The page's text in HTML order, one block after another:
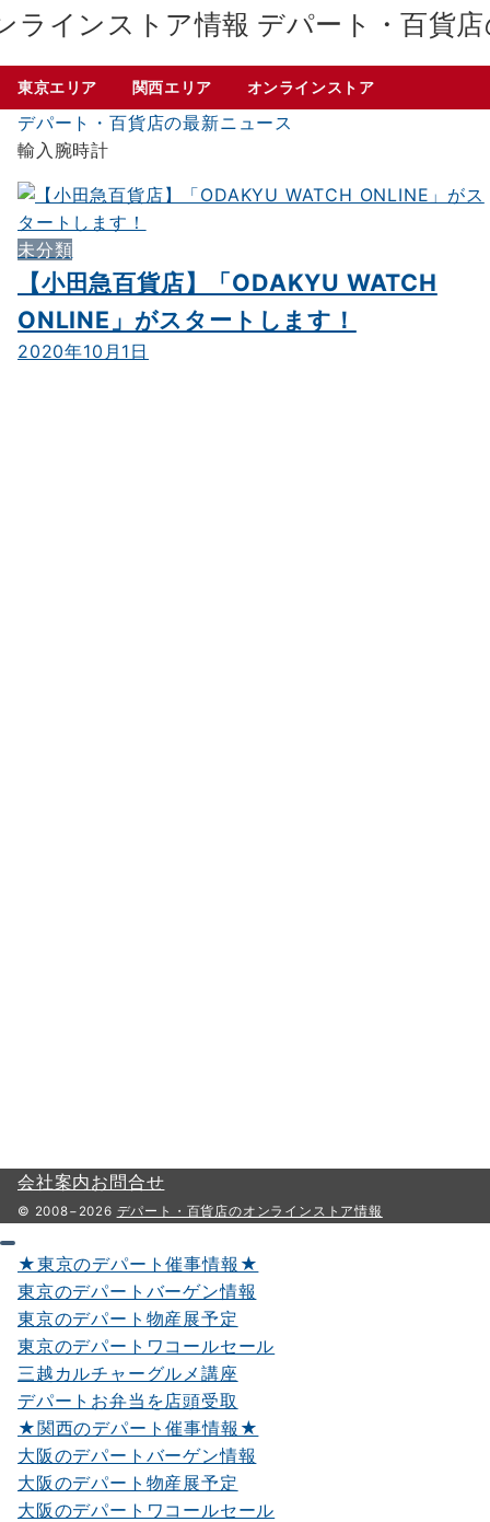
デパート・百貨
東京エリア 関西エリア オンラインストア
デパート・百貨店の最新ニュース
輸入腕時計
未分類
【小田急百貨店】「ODAKYU WATCH
ONLINE」がスタートします！
2020年10月1日
会社案内お問合せ
© 2008−2026 デパート・百貨店のオンラインストア情報
★東京のデパート催事情報★
東京のデパートバーゲン情報
東京のデパート物産展予定
東京のデパートワコールセール
三越カルチャーグルメ講座
デパートお弁当を店頭受取
★関西のデパート催事情報★
大阪のデパートバーゲン情報
大阪のデパート物産展予定
大阪のデパートワコールセール